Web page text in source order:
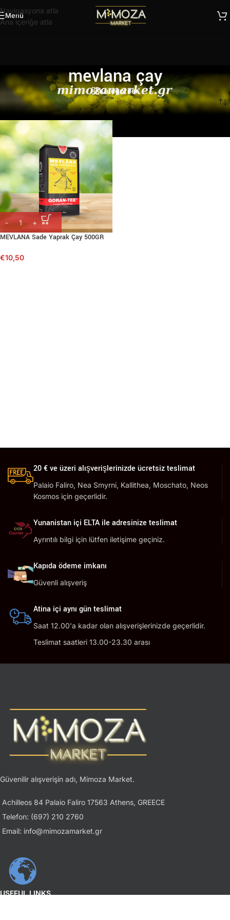
Navigasyona atla
Ana içeriğe atla
Menü
mevlana çay
Kategoriler
Ana Sayfa/ Ürünler “mevlana çay” olarak etiketlendi
MEVLANA Sade Yaprak Çay 500GR
€10,50
20 € ve üzeri alışverişlerinizde ücretsiz teslimat
Palaio Faliro, Nea Smyrni, Kallithea, Moschato, Neos
Kosmos için geçerlidir.
Yunanistan içi ELTA ile adresinize teslimat
Ayrıntılı bilgi için lütfen iletişime geçiniz.
Kapıda ödeme imkanı
Güvenli alışveriş
Atina içi aynı gün teslimat
Saat 12.00'a kadar olan alışverişlerinizde geçerlidir.
Teslimat saatleri 13.00-23.30 arası
Güvenilir alışverişin adı, Mimoza Market.
Achilleos 84 Palaio Faliro 17563 Athens, GREECE
Telefon: (697) 210 2760
Email: info@mimozamarket.gr
USEFUL LINKS